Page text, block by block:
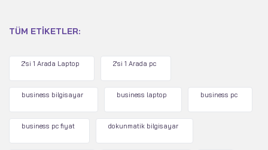
TÜM ETIKETLER:
2'si 1 Arada Laptop 2'si 1 Arada pc
business bilgisayar business laptop business pc
business pc fiyat dokunmatik bilgisayar